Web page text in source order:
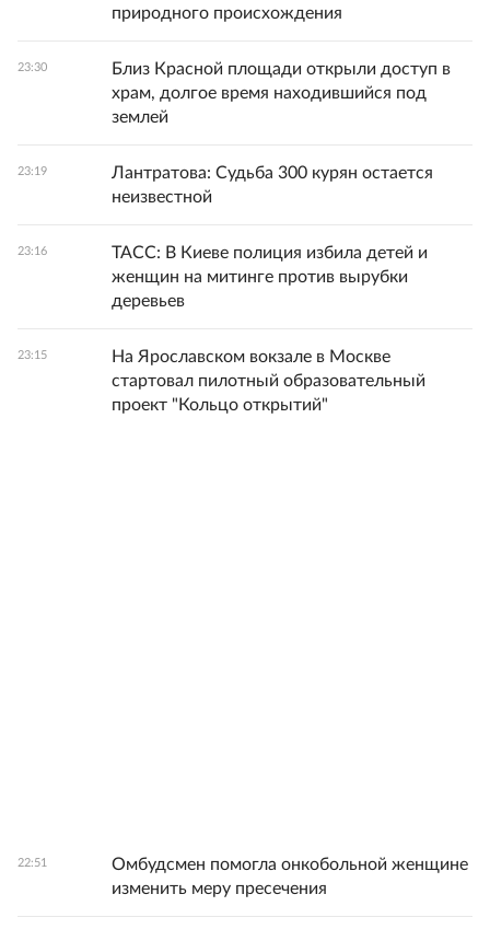
природного происхождения
23:30
Близ Красной площади открыли доступ в
храм, долгое время находившийся под
землей
23:19
Лантратова: Судьба 300 курян остается
неизвестной
23:16
ТАСС: В Киеве полиция избила детей и
женщин на митинге против вырубки
деревьев
23:15
На Ярославском вокзале в Москве
стартовал пилотный образовательный
проект "Кольцо открытий"
22:51
Омбудсмен помогла онкобольной женщине
изменить меру пресечения